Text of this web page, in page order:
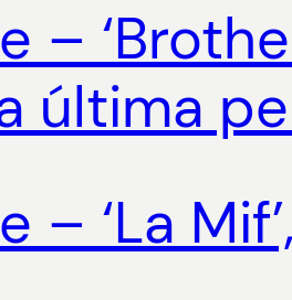
–
última
– ‘La